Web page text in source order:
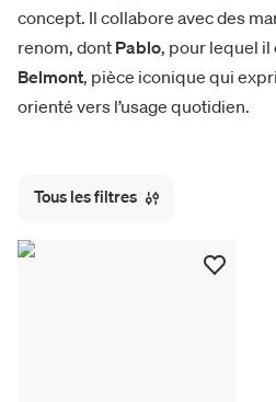
concept. Il collabore avec des
renom, dont Pablo, pour lequel il
Belmont, pièce iconique qui
orienté vers l’usage quotidien.
Tous les filtres